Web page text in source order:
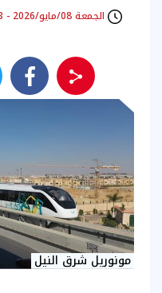
الجمعة 08/مايو/2026 - 03:03 م
مونوريل شرق النيل